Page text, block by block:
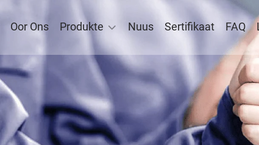
Oor Ons Produkte Nuus Sertifikaat FAQ